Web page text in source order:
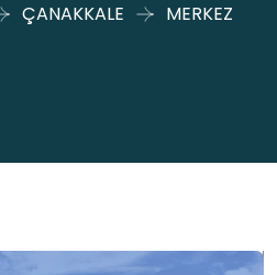
ÇANAKKALE MERKEZ